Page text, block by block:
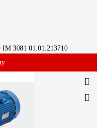
IM 3081 01.01.213710